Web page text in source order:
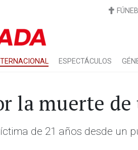
ESPECTÁCULOS
la muerte de
de 21 años desde un